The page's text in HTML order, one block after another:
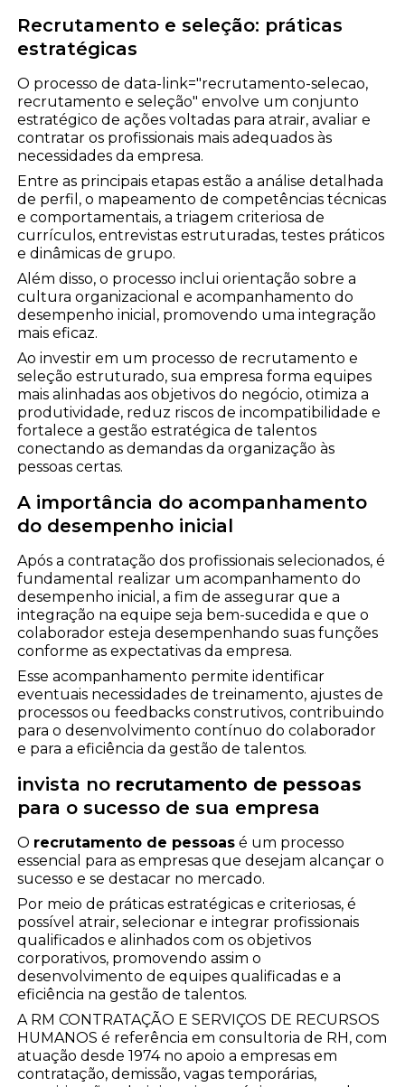
Recrutamento e seleção: práticas
estratégicas
O processo de data-link="recrutamento-selecao,
recrutamento e seleção" envolve um conjunto
estratégico de ações voltadas para atrair, avaliar e
contratar os profissionais mais adequados às
necessidades da empresa.
Entre as principais etapas estão a análise detalhada
de perfil, o mapeamento de competências técnicas
e comportamentais, a triagem criteriosa de
currículos, entrevistas estruturadas, testes práticos
e dinâmicas de grupo.
Além disso, o processo inclui orientação sobre a
cultura organizacional e acompanhamento do
desempenho inicial, promovendo uma integração
mais eficaz.
Ao investir em um processo de recrutamento e
seleção estruturado, sua empresa forma equipes
mais alinhadas aos objetivos do negócio, otimiza a
produtividade, reduz riscos de incompatibilidade e
fortalece a gestão estratégica de talentos
conectando as demandas da organização às
pessoas certas.
A importância do acompanhamento
do desempenho inicial
Após a contratação dos profissionais selecionados, é
fundamental realizar um acompanhamento do
desempenho inicial, a fim de assegurar que a
integração na equipe seja bem-sucedida e que o
colaborador esteja desempenhando suas funções
conforme as expectativas da empresa.
Esse acompanhamento permite identificar
eventuais necessidades de treinamento, ajustes de
processos ou feedbacks construtivos, contribuindo
para o desenvolvimento contínuo do colaborador
e para a eficiência da gestão de talentos.
invista no recrutamento de pessoas
para o sucesso de sua empresa
O recrutamento de pessoas é um processo
essencial para as empresas que desejam alcançar o
sucesso e se destacar no mercado.
Por meio de práticas estratégicas e criteriosas, é
possível atrair, selecionar e integrar profissionais
qualificados e alinhados com os objetivos
corporativos, promovendo assim o
desenvolvimento de equipes qualificadas e a
eficiência na gestão de talentos.
A RM CONTRATAÇÃO E SERVIÇOS DE RECURSOS
HUMANOS é referência em consultoria de RH, com
atuação desde 1974 no apoio a empresas em
contratação, demissão, vagas temporárias,